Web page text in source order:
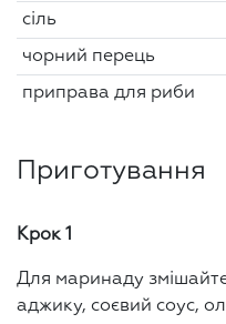
сіль
чорний перець
приправа для риби
Приготування
Крок 1
Для маринаду
аджику, соєвий соус,